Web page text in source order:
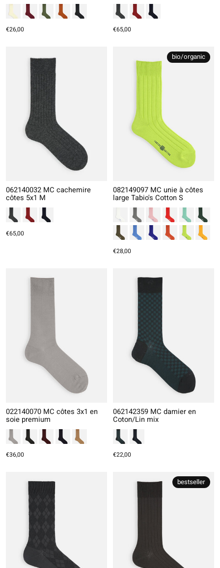
€26,00 €65,00
062140032 MC cachemire
côtes 5x1 M
€65,00
bio/organic
082149097 MC unie à côtes
large Tabio's Cotton S
€28,00
022140070 MC côtes 3x1 en
soie premium
€36,00
062142359 MC damier en
Coton/Lin mix
€22,00
bestseller